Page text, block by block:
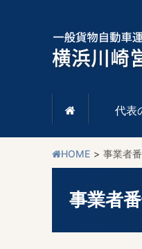
 代表
HOME 事業者
事業者